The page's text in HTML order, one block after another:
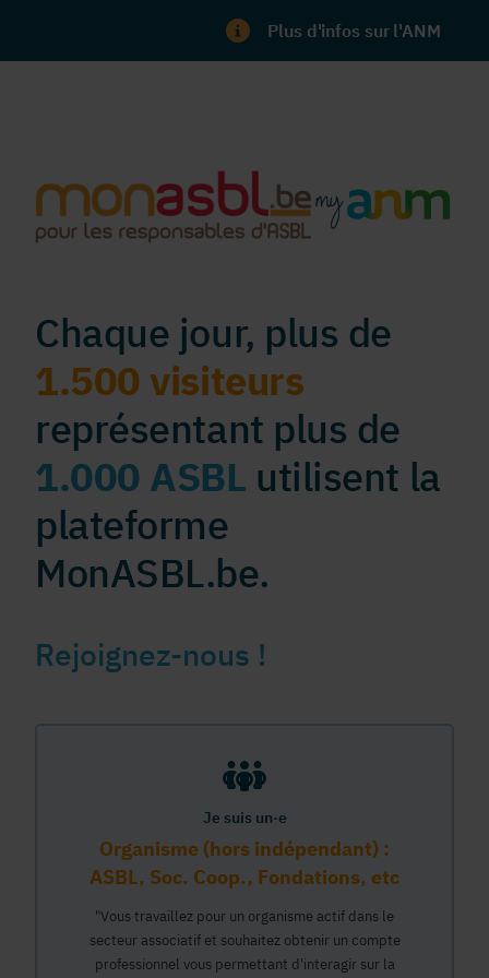
Plus d'infos sur l'ANM
Chaque jour, plus de
1.500 visiteurs
représentant plus de
1.000 ASBL utilisent la
plateforme
MonASBL.be.
Rejoignez-nous !
Je suis un·e
Organisme (hors indépendant) :
ASBL, Soc. Coop., Fondations, etc
"Vous travaillez pour un organisme actif dans le
secteur associatif et souhaitez obtenir un compte
professionnel vous permettant d'interagir sur la